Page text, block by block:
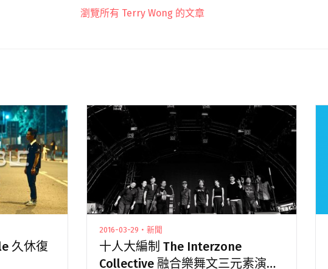
瀏覽所有 Terry Wong 的文章
久休復
2016-03-29・新聞
十人大編制 The Interzone
Collective 融合樂舞文三元素演出